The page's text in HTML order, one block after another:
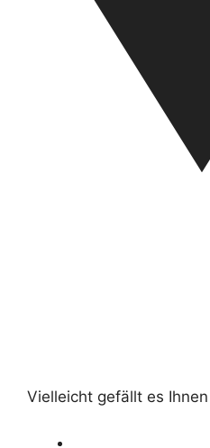
Vielleicht gefällt es Ihnen